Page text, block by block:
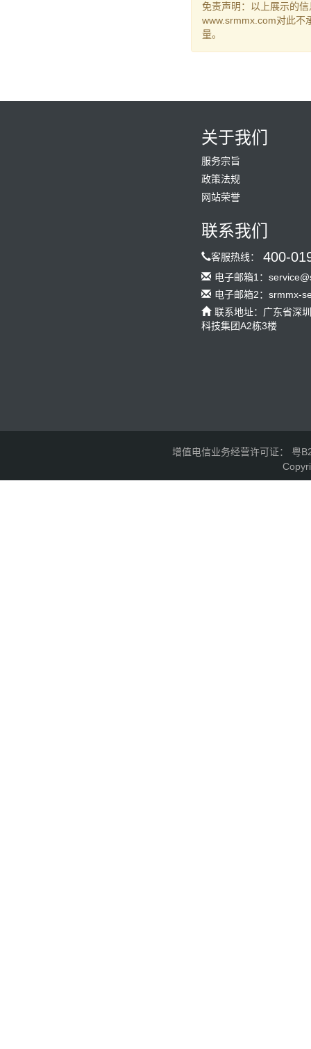
免责声明：以上展示的
www.srmmx.com对此不
量。
关于我们
服务宗旨
政策法规
网站荣誉
联系我们
客服热线： 400-
电子邮箱1：
电子邮箱2：srmmx-
联系地址：广东省深
科技集团A2栋3楼
增值电信业务经营许可证： 粤